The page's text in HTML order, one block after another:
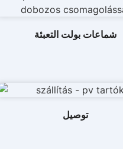
شماعات بولت التعبئة
توصيل